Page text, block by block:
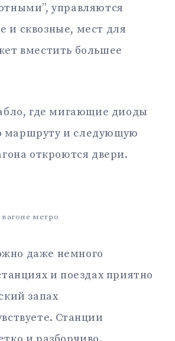
управляются
и сквозные, мест для
вместить большее
где мигающие диоды
маршруту и следующую
откроются двери.
метро
даже немного
и поездах приятно
запах
Станции